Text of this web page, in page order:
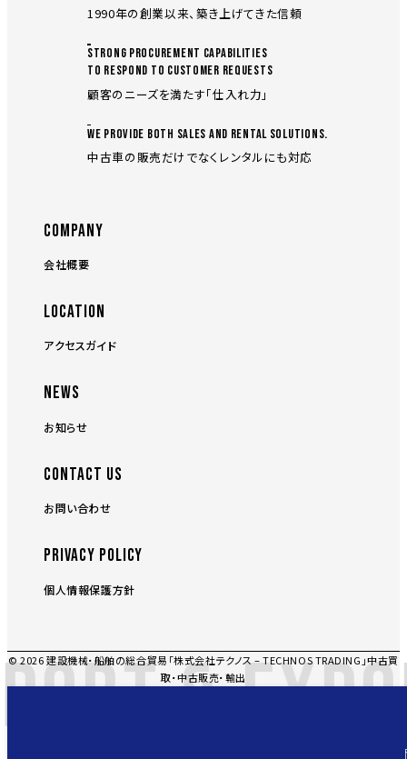
1990年の創業以来、築き上げてきた信頼
STRONG PROCUREMENT CAPABILITIES
TO RESPOND TO CUSTOMER REQUESTS
顧客のニーズを満たす「仕入れ力」
WE PROVIDE BOTH SALES AND RENTAL SOLUTIONS.
中古車の販売だけでなくレンタルにも対応
COMPANY
会社概要
LOCATION
アクセスガイド
NEWS
お知らせ
CONTACT US
お問い合わせ
PRIVACY POLICY
個人情報保護方針
&
© 2026 建設機械・船舶の総合貿易「株式会社テクノス – TECHNOS TRADING」中古買
取・中古販売・輸出